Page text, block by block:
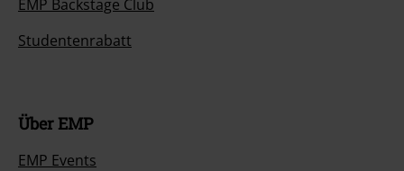
EMP Backstage Club
Studentenrabatt
Über EMP
EMP Events